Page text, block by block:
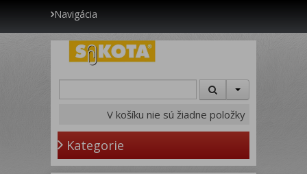
Navigácia
V košíku nie sú žiadne položky
Kategorie